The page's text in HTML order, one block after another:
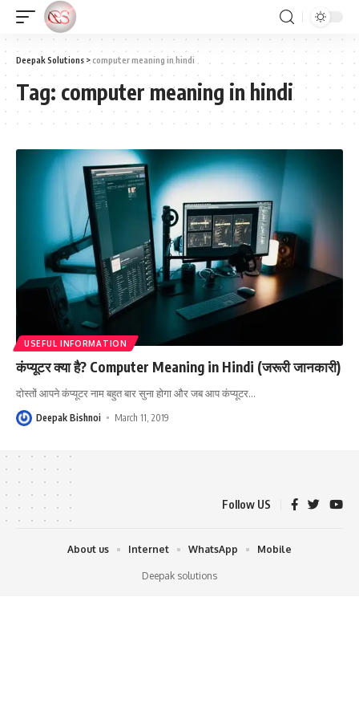
Deepak Solutions > computer meaning in hindi
Tag: computer meaning in hindi
USEFUL INFORMATION
कंप्यूटर क्या है? Computer Meaning in Hindi (जरूरी जानकारी)
दोस्तों आपने कंप्यूटर नाम बहुत बार सुना होगा और जब आप कंप्यूटर…
Deepak Bishnoi March 11, 2019
Follow US
Deepak solutions
About us Internet WhatsApp Mobile